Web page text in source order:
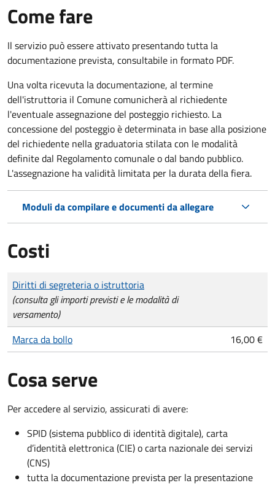
Come fare
Il servizio può essere attivato presentando tutta la
documentazione prevista, consultabile in formato PDF.
Una volta ricevuta la documentazione, al termine
dell'istruttoria il Comune comunicherà al richiedente
l'eventuale assegnazione del posteggio richiesto. La
concessione del posteggio è determinata in base alla posizione
del richiedente nella graduatoria stilata con le modalità
definite dal Regolamento comunale o dal bando pubblico.
L'assegnazione ha validità limitata per la durata della fiera.
Moduli da compilare e documenti da allegare
Costi
Tipo di pagamento
Importo
Diritti di segreteria o istruttoria
(consulta gli importi previsti e le modalità di
versamento)
Marca da bollo
16,00 €
Cosa serve
Per accedere al servizio, assicurati di avere:
SPID (sistema pubblico di identità digitale), carta
d’identità elettronica (CIE) o carta nazionale dei servizi
(CNS)
tutta la documentazione prevista per la presentazione